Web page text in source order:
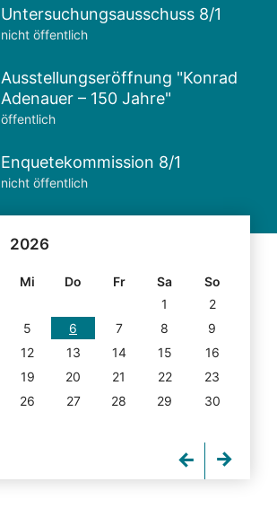
Untersuchungsausschuss 8/1
nicht öffentlich
Ausstellungseröffnung "Konrad
Adenauer – 150 Jahre"
öffentlich
Enquetekommission 8/1
nicht öffentlich
2026
Mi Do Fr Sa
So
1
2
5 6 7 8
9
12 13 14 15
16
19 20 21 22
23
26 27 28 29
30